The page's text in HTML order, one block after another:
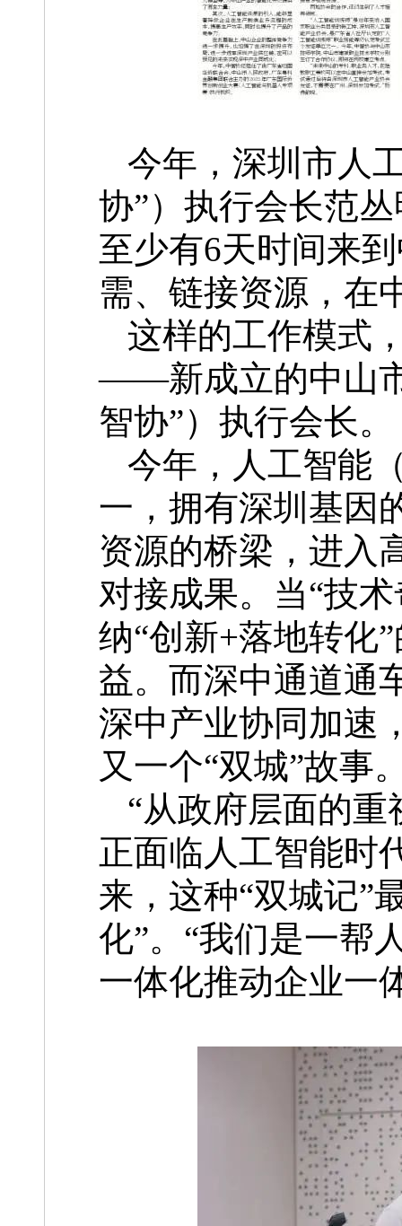
今年，深圳市人
协”）执行会长范
至少有6天时间来
需、链接资源，在
这样的工作模式
——新成立的中山
智协”）执行会长。
今年，人工智能
一，拥有深圳基因
资源的桥梁，进入
对接成果。当“技
纳“创新+落地转化
益。而深中通道通
深中产业协同加速
又一个“双城”故事
“从政府层面的
正面临人工智能时
来，这种“双城记”
化”。“我们是一帮
一体化推动企业一